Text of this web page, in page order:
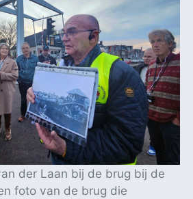
der Laan bij de brug bij de
foto van de brug die